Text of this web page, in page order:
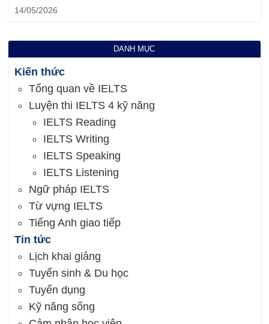
14/05/2026
DANH MỤC
Kiến thức
Tổng quan về IELTS
Luyện thi IELTS 4 kỹ năng
IELTS Reading
IELTS Writing
IELTS Speaking
IELTS Listening
Ngữ pháp IELTS
Từ vựng IELTS
Tiếng Anh giao tiếp
Tin tức
Lịch khai giảng
Tuyển sinh & Du học
Tuyển dụng
Kỹ năng sống